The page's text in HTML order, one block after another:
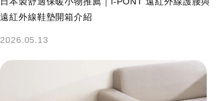
遠紅外線鞋墊開箱介紹
2026.05.13